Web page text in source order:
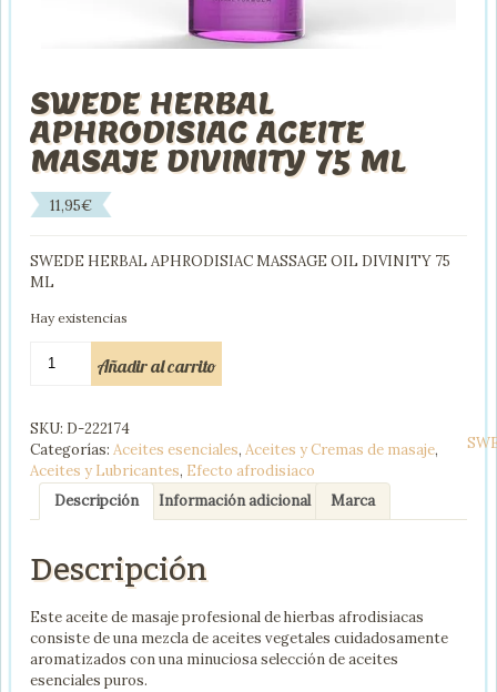
SWEDE HERBAL
APHRODISIAC ACEITE
MASAJE DIVINITY 75 ML
11,95€
SWEDE HERBAL APHRODISIAC MASSAGE OIL DIVINITY 75
ML
Hay existencias
HERBAL
MASAJE
DIVINITY
75
cantidad
Añadir al carrito
SKU: D-222174
Categorías: Aceites esenciales, Aceites y Cremas de masaje,
Aceites y Lubricantes, Efecto afrodisiaco
Descripción Información adicional Marca
Descripción
Este aceite de masaje profesional de hierbas afrodisiacas
consiste de una mezcla de aceites vegetales cuidadosamente
aromatizados con una minuciosa selección de aceites
esenciales puros.